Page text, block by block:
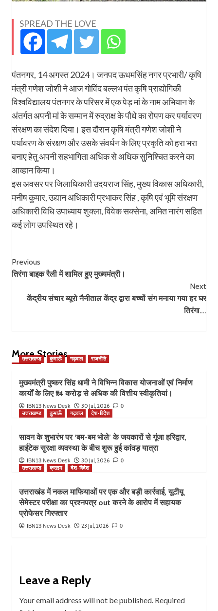
SPREAD THE LOVE
पंतनगर, 14 अगस्त 2024। जनपद ऊधमसिंह नगर प्रभारी/ कृषि
मंत्री गणेश जोशी ने आज गोविंद बल्लभ पंत कृषि प्राद्योगिकी
विश्वविद्यालय पंतनगर के परिसर में एक पेड़ मां के नाम अभियान के
अंतर्गत अपनी मां के सम्मान में रुद्राक्ष के पौधे का रोपण कर पर्यावरण
संरक्षण का संदेश दिया। इस दौरान कृषि मंत्री गणेश जोशी ने
पर्यावरण के संरक्षण और उसके संवर्धन के लिए प्रकृति को हरा भरा
बनाए हेतु अपनी सहभागिता अधिक से अधिक सुनिश्चित करने का
आव्हान किया।
इस अवसर पर जिलाधिकारी उदयराज सिंह, मुख्य विकास अधिकारी,
मनीष कुमार, उद्यान अधिकारी प्रभाकर सिंह , कृषि एवं भूमि संरक्षण
अधिकारी विधि उपाध्याय शुक्ला, विवेक सक्सेना, अमित नारंग सहित
कई लोग उपस्थित रहे।
Post
Navigation
Previous
तिरंगा बाइक रैली में शामिल हुए मुख्यमंत्री।
Next
केंद्रीय संचार ब्यूरो नैनीताल केंद्र द्वारा बच्चों संग मनाया गया हर घर
तिरंगा….
More Stories
उत्तराखण्ड कुमाऊँ गढ़वाल राजनीति
मुख्यमंत्री पुष्कर सिंह धामी ने विभिन्न विकास योजनाओं एवं निर्माण
कार्यों के लिए ₹14 करोड़ से अधिक की वित्तीय स्वीकृतियां।
IBN13 News Desk 30 Jul, 2026 0
उत्तराखण्ड कुमाऊँ गढ़वाल देश-विदेश
सावन के शुभारंभ पर ‘बम-बम भोले’ के जयकारों से गूंजा हरिद्वार,
हाईटेक सुरक्षा व्यवस्था के बीच शुरू हुई कांवड़ यात्रा
IBN13 News Desk 30 Jul, 2026 0
उत्तराखण्ड क्राइम देश-विदेश
उत्तराखंड में नकल माफियाओं पर एक और बड़ी कार्रवाई, यूटीयू
सेमेस्टर परीक्षा का प्रश्नपत्र out करने के आरोप में सहायक
प्रोफेसर गिरफ्तार
IBN13 News Desk 23 Jul, 2026 0
Leave a Reply
Your email address will not be published. Required